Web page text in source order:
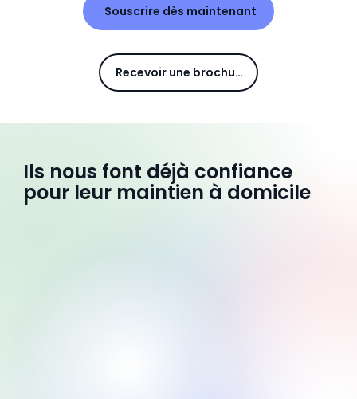
Souscrire dès maintenant
Recevoir une brochure
Ils nous font déjà confiance
pour leur maintien à domicile